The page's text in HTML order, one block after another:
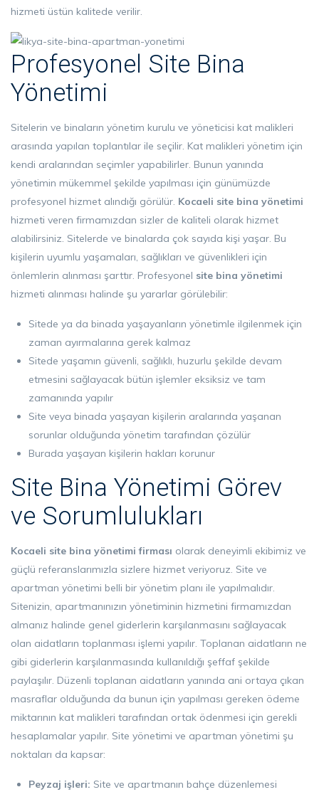
hizmeti üstün kalitede verilir.
Profesyonel Site Bina
Yönetimi
Sitelerin ve binaların yönetim kurulu ve yöneticisi kat malikleri
arasında yapılan toplantılar ile seçilir. Kat malikleri yönetim için
kendi aralarından seçimler yapabilirler. Bunun yanında
yönetimin mükemmel şekilde yapılması için günümüzde
profesyonel hizmet alındığı görülür. Kocaeli site bina yönetimi
hizmeti veren firmamızdan sizler de kaliteli olarak hizmet
alabilirsiniz. Sitelerde ve binalarda çok sayıda kişi yaşar. Bu
kişilerin uyumlu yaşamaları, sağlıkları ve güvenlikleri için
önlemlerin alınması şarttır. Profesyonel site bina yönetimi
hizmeti alınması halinde şu yararlar görülebilir:
Sitede ya da binada yaşayanların yönetimle ilgilenmek için
zaman ayırmalarına gerek kalmaz
Sitede yaşamın güvenli, sağlıklı, huzurlu şekilde devam
etmesini sağlayacak bütün işlemler eksiksiz ve tam
zamanında yapılır
Site veya binada yaşayan kişilerin aralarında yaşanan
sorunlar olduğunda yönetim tarafından çözülür
Burada yaşayan kişilerin hakları korunur
Site Bina Yönetimi Görev
ve Sorumlulukları
Kocaeli site bina yönetimi firması olarak deneyimli ekibimiz ve
güçlü referanslarımızla sizlere hizmet veriyoruz. Site ve
apartman yönetimi belli bir yönetim planı ile yapılmalıdır.
Sitenizin, apartmanınızın yönetiminin hizmetini firmamızdan
almanız halinde genel giderlerin karşılanmasını sağlayacak
olan aidatların toplanması işlemi yapılır. Toplanan aidatların ne
gibi giderlerin karşılanmasında kullanıldığı şeffaf şekilde
paylaşılır. Düzenli toplanan aidatların yanında ani ortaya çıkan
masraflar olduğunda da bunun için yapılması gereken ödeme
miktarının kat malikleri tarafından ortak ödenmesi için gerekli
hesaplamalar yapılır. Site yönetimi ve apartman yönetimi şu
noktaları da kapsar:
Peyzaj işleri: Site ve apartmanın bahçe düzenlemesi